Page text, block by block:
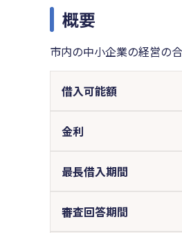
概要
市内の中小企業の経営の
借入可能額
金利
最長借入期間
審査回答期間